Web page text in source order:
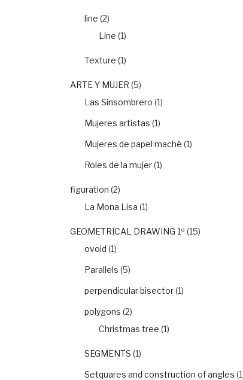
line (2)
Line (1)
Texture (1)
ARTE Y MUJER (5)
Las Sinsombrero (1)
Mujeres artistas (1)
Mujeres de papel maché (1)
Roles de la mujer(1)
figuration (2)
La Mona Lisa (1)
GEOMETRICAL DRAWING 1º (15)
ovoid (1)
Parallels (5)
perpendicular bisector(1)
polygons (2)
Christmas tree (1)
SEGMENTS (1)
Setquares and construction of angles